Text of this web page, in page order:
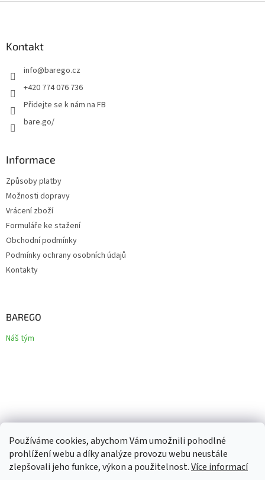
Používáme cookies, abychom Vám umožnili pohodlné
prohlížení webu a díky analýze provozu webu neustále
zlepšovali jeho funkce, výkon a použitelnost.Více informací
Kontakt
info@barego.cz
+420 774 076 736
Přidejte se k nám na FB
bare.go/
Informace
Způsoby platby
Možnosti dopravy
Vrácení zboží
Formuláře ke stažení
Obchodní podmínky
Podmínky ochrany osobních údajů
Kontakty
BAREGO
Náš tým